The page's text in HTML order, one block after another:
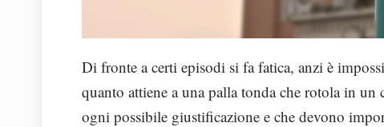
Di fronte a certi episodi si fa fatica, anzi è
quanto attiene a una palla tonda che rotola in
ogni possibile giustificazione e che devono